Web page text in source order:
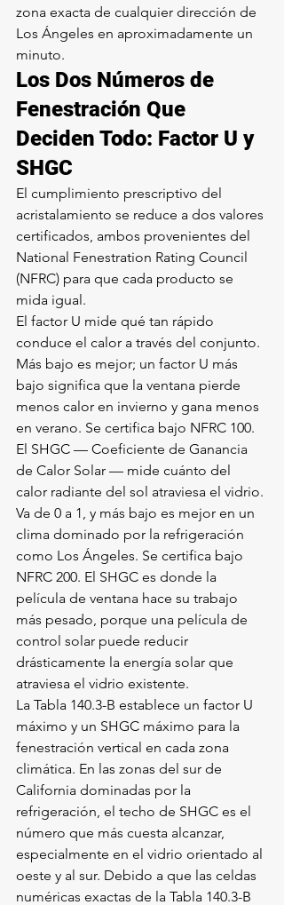
zona exacta de cualquier dirección de
Los Ángeles en aproximadamente un
minuto.
Los Dos Números de
Fenestración Que
Deciden Todo: Factor U y
SHGC
El cumplimiento prescriptivo del
acristalamiento se reduce a dos valores
certificados, ambos provenientes del
National Fenestration Rating Council
(NFRC) para que cada producto se
mida igual.
El factor U mide qué tan rápido
conduce el calor a través del conjunto.
Más bajo es mejor; un factor U más
bajo significa que la ventana pierde
menos calor en invierno y gana menos
en verano. Se certifica bajo NFRC 100.
El SHGC — Coeficiente de Ganancia
de Calor Solar — mide cuánto del
calor radiante del sol atraviesa el vidrio.
Va de 0 a 1, y más bajo es mejor en un
clima dominado por la refrigeración
como Los Ángeles. Se certifica bajo
NFRC 200. El SHGC es donde la
película de ventana hace su trabajo
más pesado, porque una película de
control solar puede reducir
drásticamente la energía solar que
atraviesa el vidrio existente.
La Tabla 140.3-B establece un factor U
máximo y un SHGC máximo para la
fenestración vertical en cada zona
climática. En las zonas del sur de
California dominadas por la
refrigeración, el techo de SHGC es el
número que más cuesta alcanzar,
especialmente en el vidrio orientado al
oeste y al sur. Debido a que las celdas
numéricas exactas de la Tabla 140.3-B